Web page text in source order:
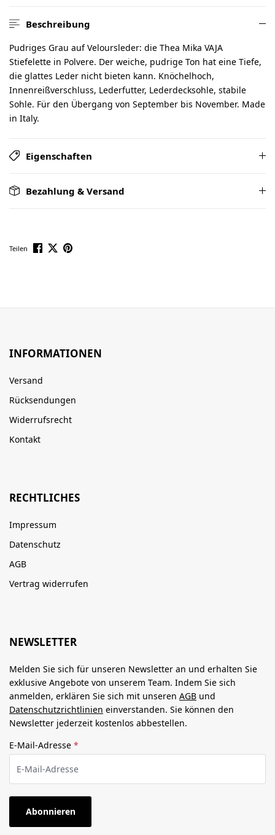
Beschreibung
Pudriges Grau auf Veloursleder: die Thea Mika VAJA
Stiefelette in Polvere. Der weiche, pudrige Ton hat eine Tiefe,
die glattes Leder nicht bieten kann. Knöchelhoch,
Innenreißverschluss, Lederfutter, Lederdecksohle, stabile
Sohle. Für den Übergang von September bis November. Made
in Italy.
Eigenschaften
Bezahlung & Versand
Teilen
INFORMATIONEN
Versand
Rücksendungen
Widerrufsrecht
Kontakt
RECHTLICHES
Impressum
Datenschutz
AGB
Vertrag widerrufen
NEWSLETTER
Melden Sie sich für unseren Newsletter an und erhalten Sie
exklusive Angebote von unserem Team. Indem Sie sich
anmelden, erklären Sie sich mit unseren AGB und
Datenschutzrichtlinien einverstanden. Sie können den
Newsletter jederzeit kostenlos abbestellen.
E-Mail-Adresse *
Abonnieren